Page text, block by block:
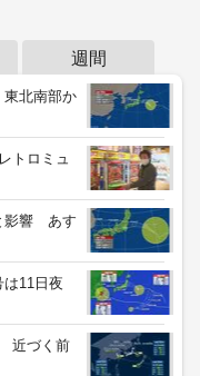
週間
東北南部か
トロミュ
影響 あす
11日夜
近づく前